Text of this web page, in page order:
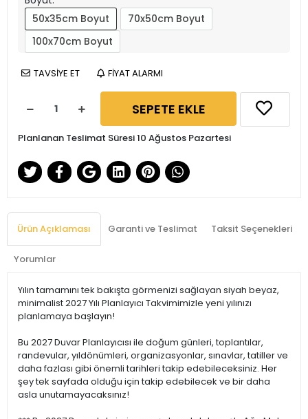
50x35cm Boyut
70x50cm Boyut
100x70cm Boyut
TAVSİYE ET FİYAT ALARMI
SEPETE EKLE
Planlanan Teslimat Süresi 10 Ağustos Pazartesi
Ürün Açıklaması Garanti ve Teslimat Taksit Seçenekleri
Yorumlar
Yılın tamamını tek bakışta görmenizi sağlayan siyah beyaz,
minimalist 2027 Yılı Planlayıcı Takvimimizle yeni yılınızı
planlamaya başlayın!
Bu 2027 Duvar Planlayıcısı ile doğum günleri, toplantılar,
randevular, yıldönümleri, organizasyonlar, sınavlar, tatiller ve
daha fazlası gibi önemli tarihleri takip edebileceksiniz. Her
şey tek sayfada olduğu için takip edebilecek ve bir daha
asla unutamayacaksınız!